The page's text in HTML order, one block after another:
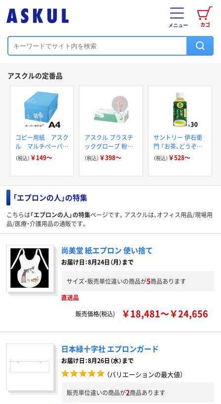
カゴ
メニュー
アスクルの定番品
コピー用紙 アスク
ル マルチペーパー
スーパーホワイト+
（税込） ￥149～
アスクル プラスチ
ックグローブ 粉な
し（パウダーフリー）
（税込） ￥398～
サントリー 伊右衛
門 「お茶、どうぞ。」
緑茶
（税込） ￥528～
「エプロンの人」の特集
こちらは「エプロンの人」の特集ページです。アスクルは、オフィス用品/現場用
品/医療・介護用品の通販です。
尚美堂 紙エプロン 使い捨て
お届け日：8月24日（月）まで
サイズ・販売単位違いの商品が5商品あります
直送品
販売価格(税込)
￥18,481～￥24,656
日本緑十字社 エプロンガード
お届け日：8月26日（水）まで
（バリエーションの最大値）
販売単位違いの商品が2商品あります